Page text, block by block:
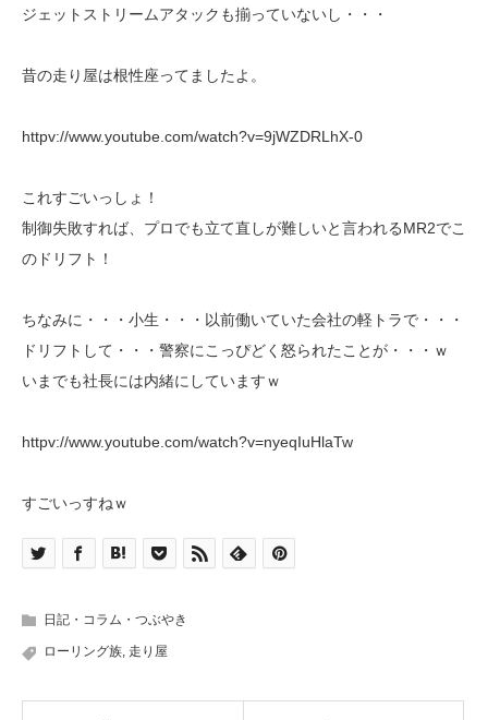
ジェットストリームアタックも揃っていないし・・・
昔の走り屋は根性座ってましたよ。
httpv://www.youtube.com/watch?v=9jWZDRLhX-0
これすごいっしょ！
制御失敗すれば、プロでも立て直しが難しいと言われるMR2でこ
のドリフト！
ちなみに・・・小生・・・以前働いていた会社の軽トラで・・・
ドリフトして・・・警察にこっぴどく怒られたことが・・・ｗ
いまでも社長には内緒にしていますｗ
httpv://www.youtube.com/watch?v=nyeqIuHlaTw
すごいっすねｗ
日記・コラム・つぶやき
ローリング族, 走り屋